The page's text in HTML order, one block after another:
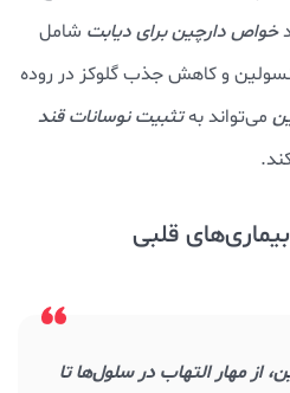
خواص دارچین برای دیابت شامل
و کاهش جذب گلوکز در روده
می‌تواند بهتثبیت نوسانات قند
از مهار التهاب در سلول‌ها تا